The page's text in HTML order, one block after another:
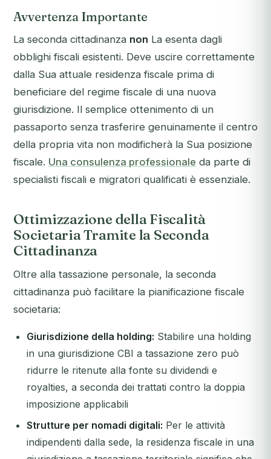
Avvertenza Importante
La seconda cittadinanza non La esenta dagli
obblighi fiscali esistenti. Deve uscire correttamente
dalla Sua attuale residenza fiscale prima di
beneficiare del regime fiscale di una nuova
giurisdizione. Il semplice ottenimento di un
passaporto senza trasferire genuinamente il centro
della propria vita non modificherà la Sua posizione
fiscale. Una consulenza professionale da parte di
specialisti fiscali e migratori qualificati è essenziale.
Ottimizzazione della Fiscalità
Societaria Tramite la Seconda
Cittadinanza
Oltre alla tassazione personale, la seconda
cittadinanza può facilitare la pianificazione fiscale
societaria:
Giurisdizione della holding: Stabilire una holding
in una giurisdizione CBI a tassazione zero può
ridurre le ritenute alla fonte su dividendi e
royalties, a seconda dei trattati contro la doppia
imposizione applicabili
Strutture per nomadi digitali: Per le attività
indipendenti dalla sede, la residenza fiscale in una